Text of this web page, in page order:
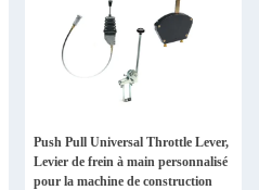
Push Pull Universal Throttle Lever,
Levier de frein à main personnalisé
pour la machine de construction